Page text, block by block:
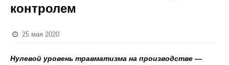
контролем
25 мая 2020
Нулевой уровень травматизма на производстве —